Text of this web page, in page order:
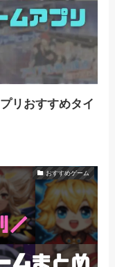
リおすすめタイ
おすすめゲーム